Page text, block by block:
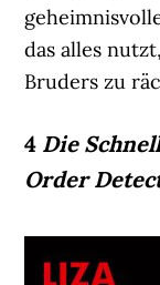
das alles
Bruders zu
4 Die
Order